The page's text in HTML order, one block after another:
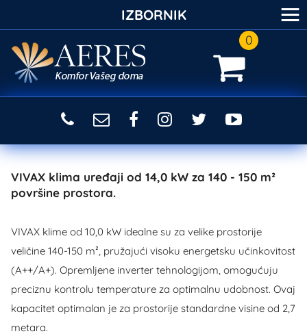
0
VIVAX klima uređaji od 14,0 kW za 140 - 150 m²
površine prostora.
VIVAX klime od 10,0 kW idealne su za velike prostorije
veličine 140-150 m², pružajući visoku energetsku učinkovitost
(A++/A+). Opremljene inverter tehnologijom, omogućuju
preciznu kontrolu temperature za optimalnu udobnost. Ovaj
kapacitet optimalan je za prostorije standardne visine od 2,7
metara.
IZBORNIK ≡